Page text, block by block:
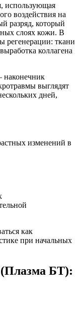
использующая
воздействия на
разряд, который
слоях кожи. В
регенерации: ткани
коллагена
наконечник
выглядят
дней,
изменений в
как
при начальных
(Плазма БТ):